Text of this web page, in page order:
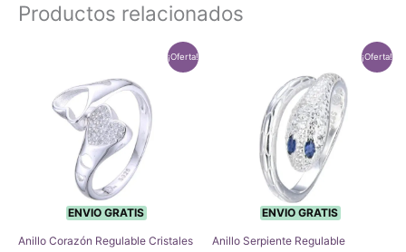
Productos relacionados
¡Oferta!
ENVIO GRATIS
Anillo Corazón Regulable Cristales
¡Oferta!
ENVIO GRATIS
Anillo Serpiente Regulable